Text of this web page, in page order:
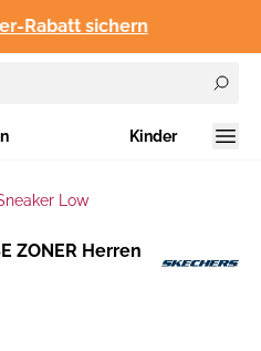
Rabatt sichern
Kinder
Low
ZONER Herren